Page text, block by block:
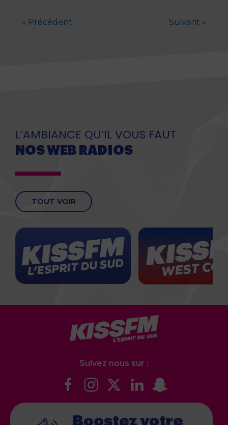
« Précédent Suivant »
L’AMBIANCE QU’IL VOUS FAUT
NOS WEB RADIOS
TOUT VOIR
Suivez nous sur :
Boostez votre